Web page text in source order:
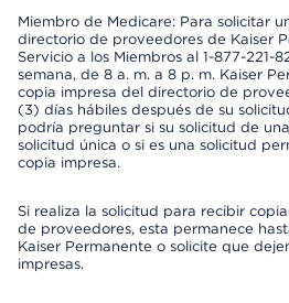
Miembro de Medicare: Para solicitar
directorio de proveedores de Kaiser
Servicio a los Miembros al 1-877-221-
semana, de 8 a. m. a 8 p. m. Kaiser
copia impresa del directorio de
(3) días hábiles después de su
podría preguntar si su solicitud de
solicitud única o si es una solicitud
copia impresa.
Si realiza la solicitud para recibir
de proveedores, esta permanece
Kaiser Permanente o solicite que
impresas.